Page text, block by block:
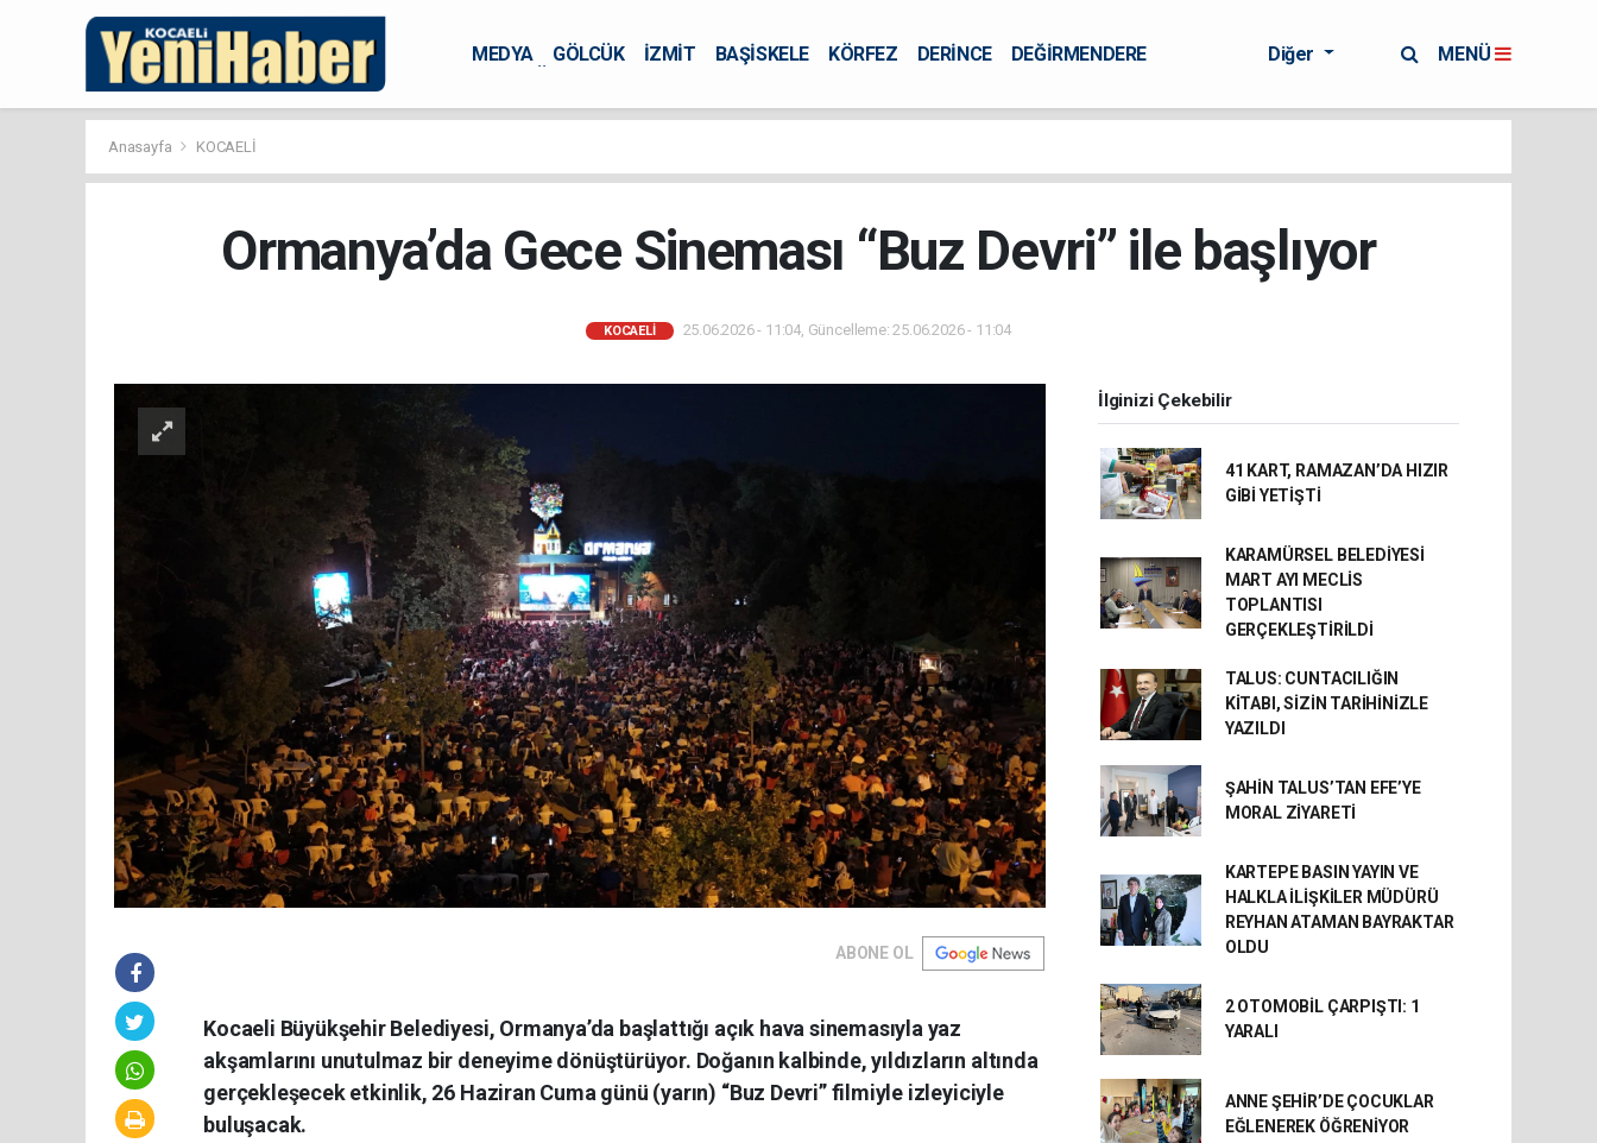
MEDYA GÖLCÜK İZMİT BAŞİSKELE KÖRFEZ DERİNCE
DEĞİRMENDERE
Diğer MENÜ
Anasayfa KOCAELİ
Ormanya’da Gece Sineması “Buz Devri” ile başlıyor
KOCAELİ 25.06.2026 - 11:04, Güncelleme: 25.06.2026 - 11:04
ABONE OL
Kocaeli Büyükşehir Belediyesi, Ormanya’da başlattığı açık hava sinemasıyla yaz
akşamlarını unutulmaz bir deneyime dönüştürüyor. Doğanın kalbinde, yıldızların altında
gerçekleşecek etkinlik, 26 Haziran Cuma günü (yarın) “Buz Devri” filmiyle izleyiciyle
buluşacak.
İlginizi Çekebilir
41 KART, RAMAZAN’DA HIZIR
GİBİ YETİŞTİ
KARAMÜRSEL BELEDİYESİ
MART AYI MECLİS
TOPLANTISI
GERÇEKLEŞTİRİLDİ
TALUS: CUNTACILIĞIN
KİTABI, SİZİN TARİHİNİZLE
YAZILDI
ŞAHİN TALUS’TAN EFE’YE
MORAL ZİYARETİ
KARTEPE BASIN YAYIN VE
HALKLA İLİŞKİLER MÜDÜRÜ
REYHAN ATAMAN BAYRAKTAR
OLDU
2 OTOMOBİL ÇARPIŞTI: 1
YARALI
ANNE ŞEHİR’DE ÇOCUKLAR
EĞLENEREK ÖĞRENİYOR